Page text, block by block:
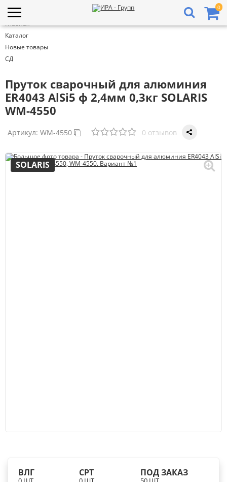
0
Главная
Каталог
Новые товары
СД
Пруток сварочный для алюминия
ER4043 AlSi5 ф 2,4мм 0,3кг SOLARIS
WM-4550
Артикул: WM-4550 0 отзывов
SOLARIS
ВЛГ СРТ ПОД ЗАКАЗ